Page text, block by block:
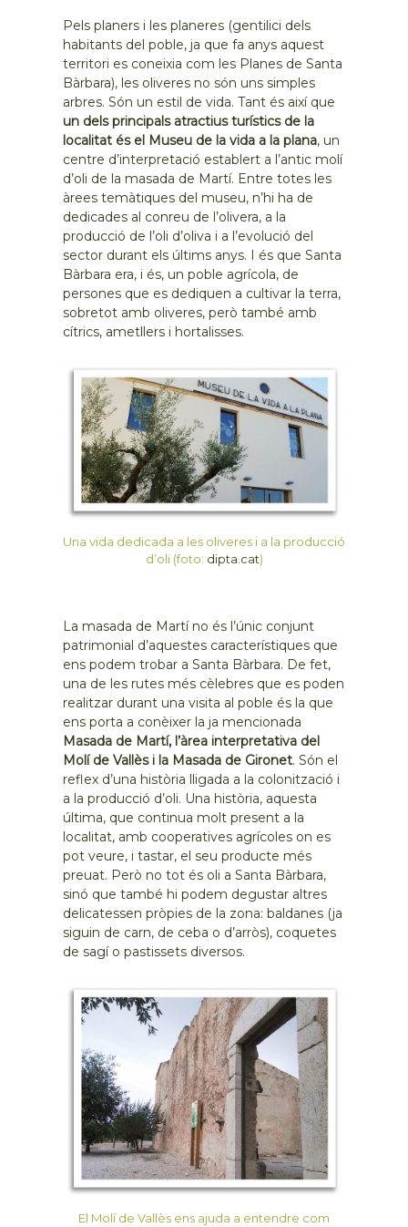
Pels planers i les planeres (gentilici dels
habitants del poble, ja que fa anys aquest
territori es coneixia com les Planes de Santa
Bàrbara), les oliveres no són uns simples
arbres. Són un estil de vida. Tant és així que
un dels principals atractius turístics de la
localitat és el Museu de la vida a la plana, un
centre d’interpretació establert a l’antic molí
d’oli de la masada de Martí. Entre totes les
àrees temàtiques del museu, n’hi ha de
dedicades al conreu de l’olivera, a la
producció de l’oli d’oliva i a l’evolució del
sector durant els últims anys. I és que Santa
Bàrbara era, i és, un poble agrícola, de
persones que es dediquen a cultivar la terra,
sobretot amb oliveres, però també amb
cítrics, ametllers i hortalisses.
Una vida dedicada a les oliveres i a la producció
d’oli (foto: dipta.cat)
La masada de Martí no és l’únic conjunt
patrimonial d’aquestes característiques que
ens podem trobar a Santa Bàrbara. De fet,
una de les rutes més cèlebres que es poden
realitzar durant una visita al poble és la que
ens porta a conèixer la ja mencionada
Masada de Martí, l’àrea interpretativa del
Molí de Vallès i la Masada de Gironet. Són el
reflex d’una història lligada a la colonització i
a la producció d’oli. Una història, aquesta
última, que continua molt present a la
localitat, amb cooperatives agrícoles on es
pot veure, i tastar, el seu producte més
preuat. Però no tot és oli a Santa Bàrbara,
sinó que també hi podem degustar altres
delicatessen pròpies de la zona: baldanes (ja
siguin de carn, de ceba o d’arròs), coquetes
de sagí o pastissets diversos.
El Molí de Vallès ens ajuda a entendre com